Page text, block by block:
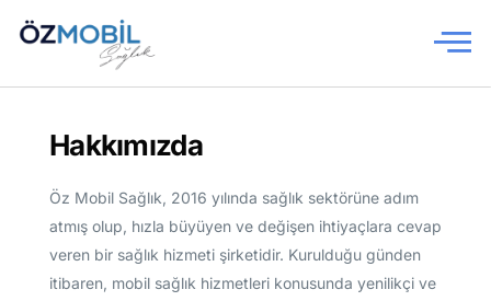
Hakkımızda
Öz Mobil Sağlık, 2016 yılında sağlık sektörüne adım
atmış olup, hızla büyüyen ve değişen ihtiyaçlara cevap
veren bir sağlık hizmeti şirketidir. Kurulduğu günden
itibaren, mobil sağlık hizmetleri konusunda yenilikçi ve
Ambulans Hizmetleri
Hizmet Bölgelerimiz